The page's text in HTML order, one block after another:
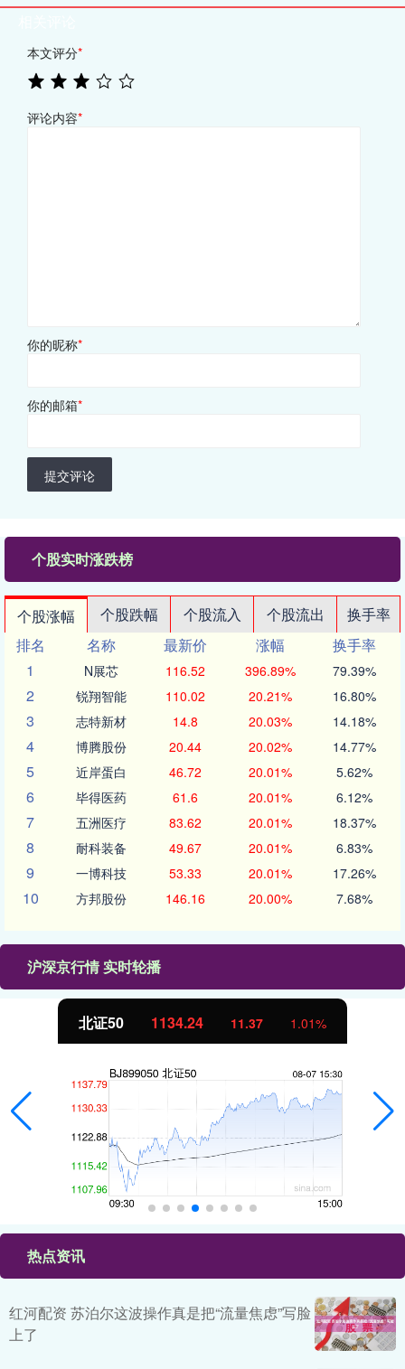
本文评分*
评论内容*
你的昵称*
你的邮箱*
提交评论
个股实时涨跌榜
个股涨幅 个股跌幅 个股流入 个股流出
换手率
排名
名称 最新价 涨幅
换手率
1
N展芯 116.52 396.89% 79.39%
2 锐翔智能 110.02 20.21% 16.80%
3 志特新材 14.8 20.03% 14.18%
4 博腾股份 20.44 20.02% 14.77%
5 近岸蛋白 46.72 20.01% 5.62%
6 毕得医药 61.6 20.01% 6.12%
7 五洲医疗 83.62 20.01% 18.37%
8 耐科装备 49.67 20.01% 6.83%
9 一博科技 53.33 20.01% 17.26%
10 方邦股份 146.16 20.00% 7.68%
沪深京行情 实时轮播
北证50 1134.24 11.37 1.01%
热点资讯
红河配资 苏泊尔这波操作真是把“流量焦虑”写脸
上了